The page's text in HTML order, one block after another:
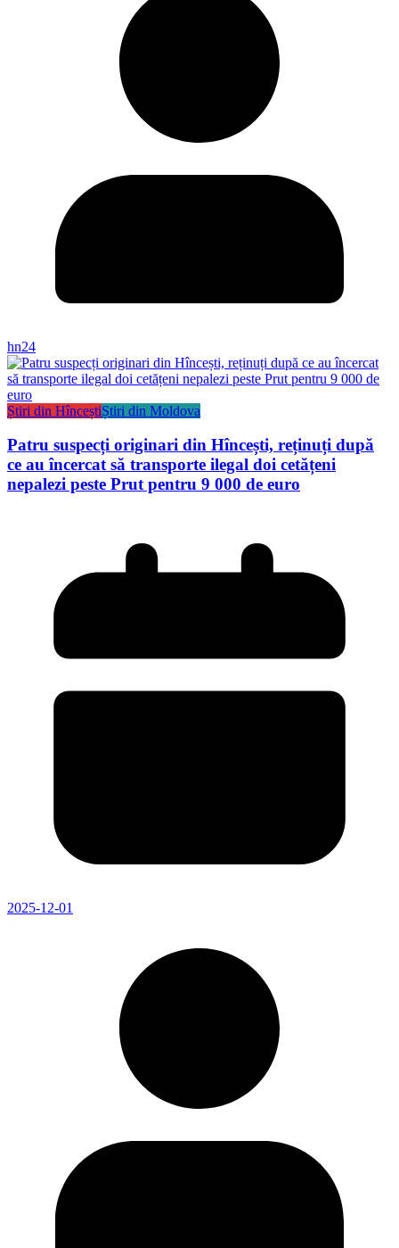
hn24
Știri din HînceștiȘtiri din Moldova
Patru suspecți originari din Hîncești, reținuți după
ce au încercat să transporte ilegal doi cetățeni
nepalezi peste Prut pentru 9 000 de euro
2025-12-01